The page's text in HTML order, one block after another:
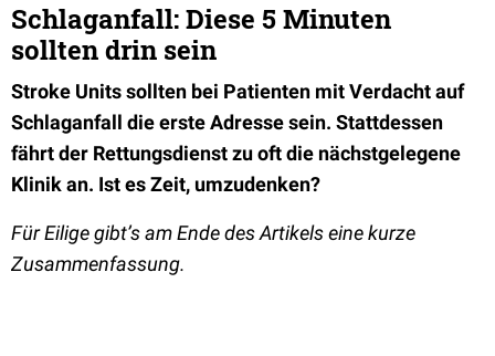
Schlaganfall: Diese 5 Minuten
sollten drin sein
Stroke Units sollten bei Patienten mit Verdacht auf
Schlaganfall die erste Adresse sein. Stattdessen
fährt der Rettungsdienst zu oft die nächstgelegene
Klinik an. Ist es Zeit, umzudenken?
Für Eilige gibt’s am Ende des Artikels eine kurze
Zusammenfassung.